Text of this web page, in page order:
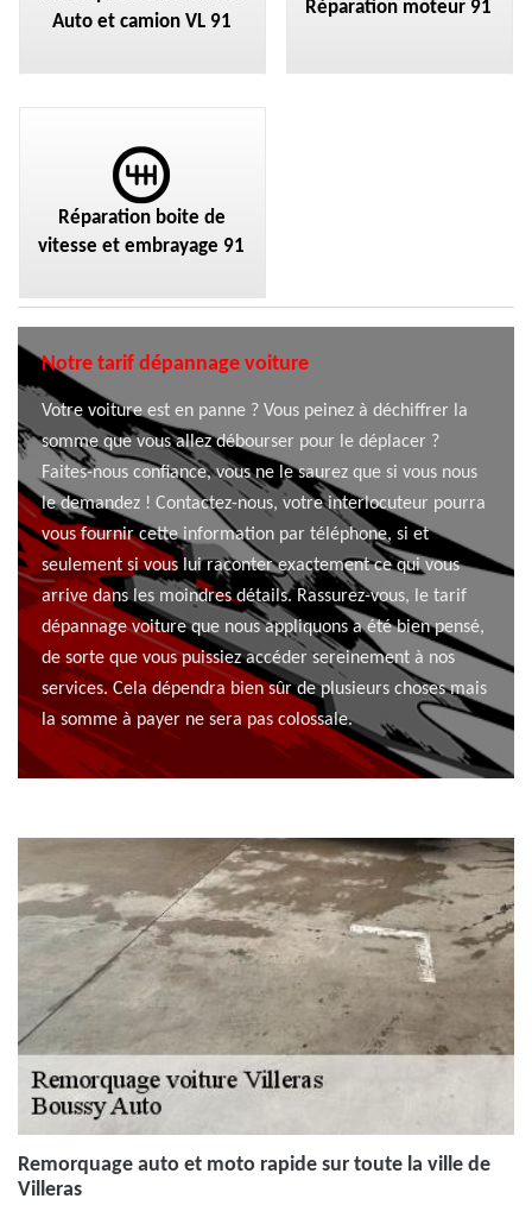
Auto et camion VL 91
Réparation moteur 91
Réparation boite de
vitesse et embrayage 91
Notre tarif dépannage voiture
Votre voiture est en panne ? Vous peinez à déchiffrer la
somme que vous allez débourser pour le déplacer ?
Faites-nous confiance, vous ne le saurez que si vous nous
le demandez ! Contactez-nous, votre interlocuteur pourra
vous fournir cette information par téléphone, si et
seulement si vous lui raconter exactement ce qui vous
arrive dans les moindres détails. Rassurez-vous, le tarif
dépannage voiture que nous appliquons a été bien pensé,
de sorte que vous puissiez accéder sereinement à nos
services. Cela dépendra bien sûr de plusieurs choses mais
la somme à payer ne sera pas colossale.
Remorquage auto et moto rapide sur toute la ville de
Villeras